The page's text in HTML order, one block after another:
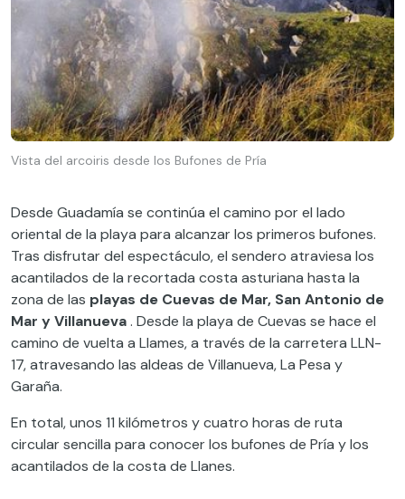
Vista del arcoiris desde los Bufones de Pría
Desde Guadamía se continúa el camino por el lado
oriental de la playa para alcanzar los primeros bufones.
Tras disfrutar del espectáculo, el sendero atraviesa los
acantilados de la recortada costa asturiana hasta la
zona de las playas de Cuevas de Mar, San Antonio de
Mar y Villanueva. Desde la playa de Cuevas se hace el
camino de vuelta a Llames, a través de la carretera LLN-
17, atravesando las aldeas de Villanueva, La Pesa y
Garaña.
En total, unos 11 kilómetros y cuatro horas de ruta
circular sencilla para conocer los bufones de Pría y los
acantilados de la costa de Llanes.